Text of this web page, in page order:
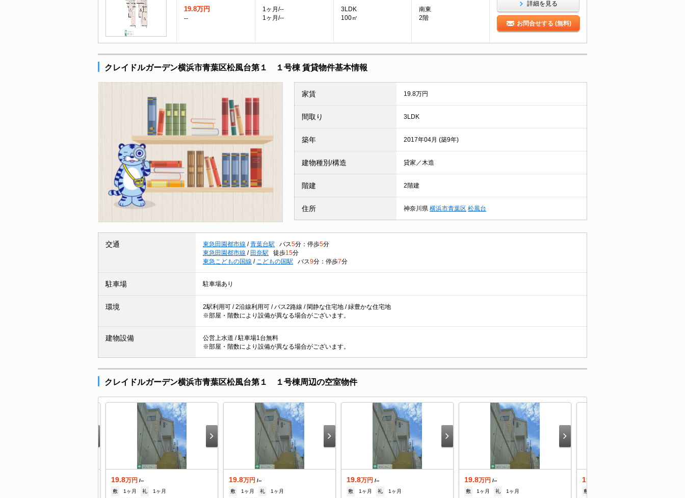
19.8万円
--
1ヶ月/--
1ヶ月/--
3LDK
100㎡
南東
2階
詳細を見る
お問合せする (無料)
クレイドルガーデン横浜市青葉区松風台第１ １号棟 賃貸物件基本情報
家賃 19.8万円
間取り 3LDK
築年 2017年04月 (築9年)
建物種別/構造 貸家／木造
階建 2階建
住所 神奈川県 横浜市青葉区 松風台
交通 東急田園都市線 / 青葉台駅 バス5分：停歩5分
東急田園都市線 / 田奈駅 徒歩15分
東急こどもの国線 / こどもの国駅 バス9分：停歩7分
駐車場 駐車場あり
環境
2駅利用可 / 2沿線利用可 / バス2路線 / 閑静な住宅地 / 緑豊かな住宅地
※部屋・階数により設備が異なる場合がございます。
建物設備
公営上水道 / 駐車場1台無料
※部屋・階数により設備が異なる場合がございます。
クレイドルガーデン横浜市青葉区松風台第１ １号棟周辺の空室物件
19.8万円 /--
敷
1ヶ月 礼
1ヶ月
19.8万円 /--
敷
1ヶ月 礼
1ヶ月
19.8万円 /--
敷
1ヶ月 礼
1ヶ月
19.8万円 /--
敷
1ヶ月 礼
1ヶ月
19.8
敷